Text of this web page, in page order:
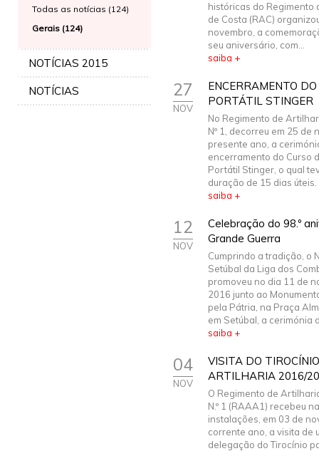
Todas as notícias (124)
Gerais (124)
NOTÍCIAS 2015
NOTÍCIAS
históricas do Regimento
de Costa (RAC)
novembro, a
seu aniversário, com...
saiba +
27
NOV
ENCERRAMENTO
PORTÁTIL STINGER
No Regimento de
Nº 1, decorreu em 25 de
presente ano, a
encerramento do Curso
Portátil Stinger, o qual
duração de 15 dias úteis.
saiba +
12
NOV
Celebração do 98.º
Grande Guerra
Cumprindo a tradição, o
Setúbal da Liga dos
promoveu no dia 11 de
2016 junto ao
pela Pátria, na Praça
em Setúbal, a cerimónia
saiba +
04
NOV
VISITA DO
ARTILHARIA 2016/
O Regimento de
N.º 1 (RAAA1) recebeu
instalações, em 03 de
corrente ano, a visita de
delegação do Tirocínio